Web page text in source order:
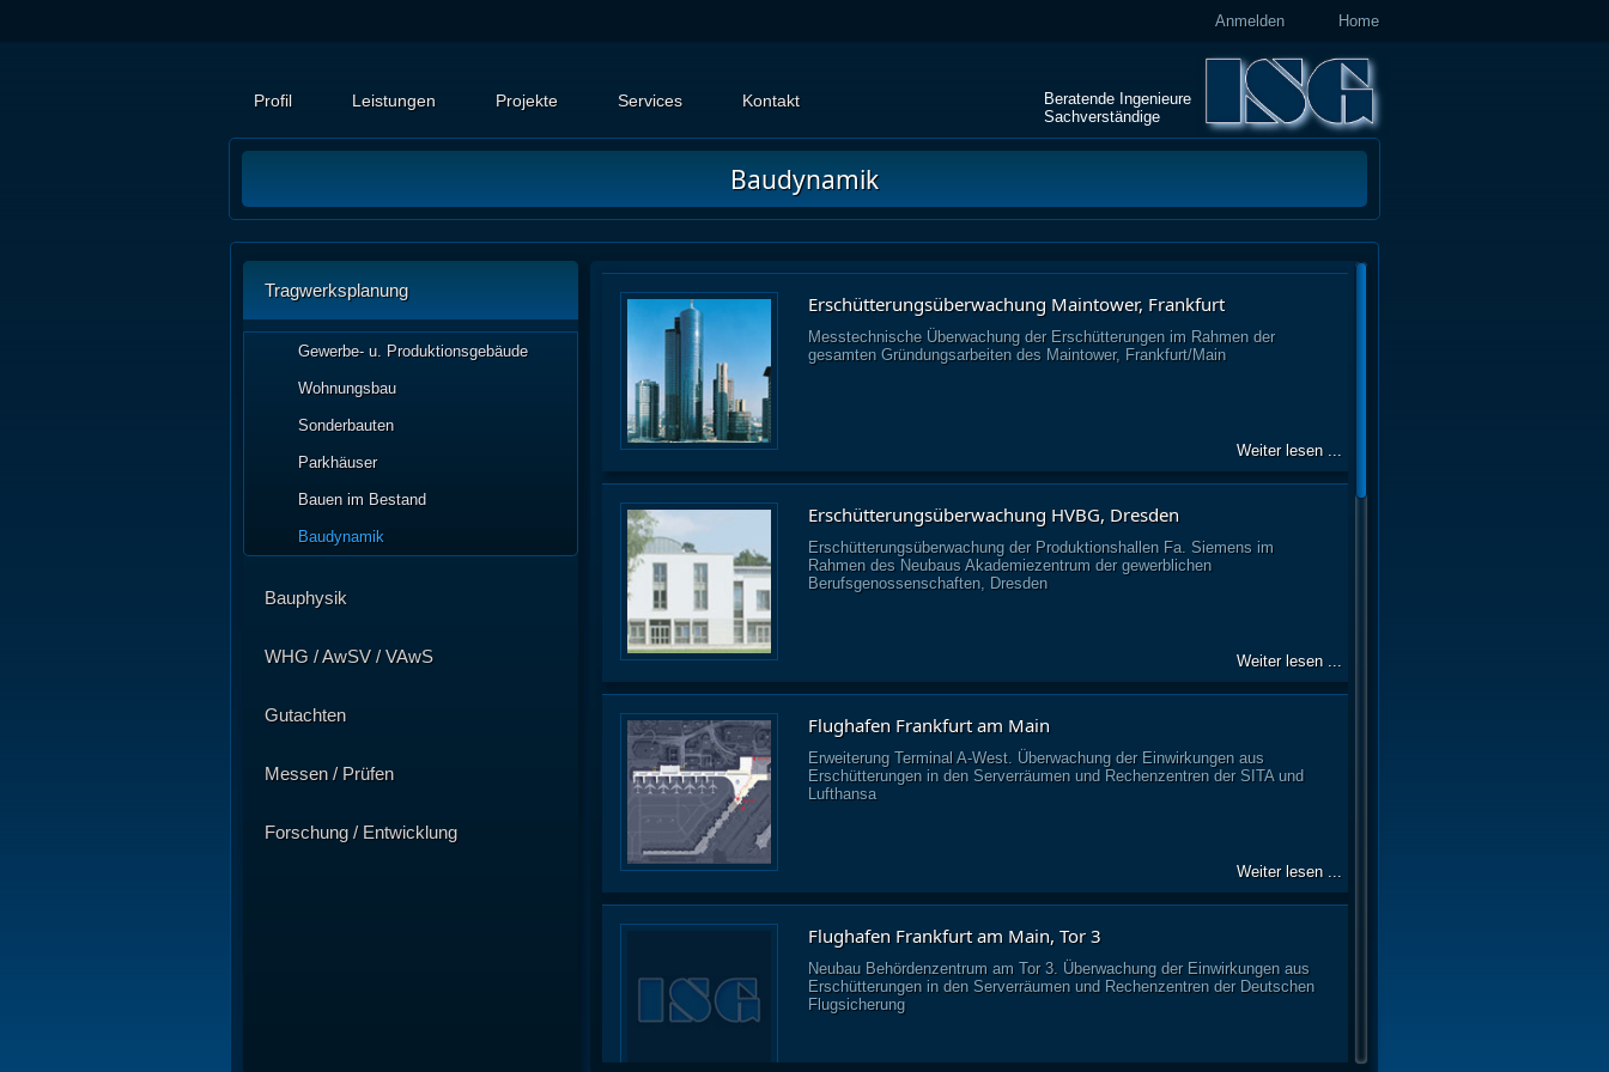
Home
Anmelden
Beratende Ingenieure
Sachverständige
Profil Leistungen Projekte Services Kontakt
Baudynamik
Tragwerksplanung
Gewerbe- u. Produktionsgebäude
Wohnungsbau
Sonderbauten
Parkhäuser
Bauen im Bestand
Baudynamik
Bauphysik
WHG / AwSV / VAwS
Gutachten
Messen / Prüfen
Forschung / Entwicklung
Erschütterungsüberwachung Maintower, Frankfurt
Messtechnische Überwachung der Erschütterungen im Rahmen der
gesamten Gründungsarbeiten des Maintower, Frankfurt/Main
Weiter lesen ...
Erschütterungsüberwachung HVBG, Dresden
Erschütterungsüberwachung der Produktionshallen Fa. Siemens im
Rahmen des Neubaus Akademiezentrum der gewerblichen
Berufsgenossenschaften, Dresden
Weiter lesen ...
Flughafen Frankfurt am Main
Erweiterung Terminal A-West. Überwachung der Einwirkungen aus
Erschütterungen in den Serverräumen und Rechenzentren der SITA und
Lufthansa
Weiter lesen ...
Flughafen Frankfurt am Main, Tor 3
Neubau Behördenzentrum am Tor 3. Überwachung der Einwirkungen aus
Erschütterungen in den Serverräumen und Rechenzentren der Deutschen
Flugsicherung